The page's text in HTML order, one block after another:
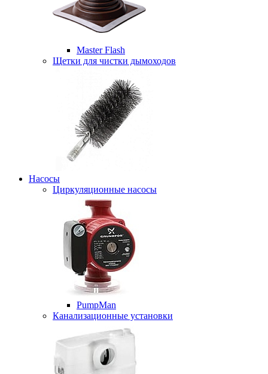
Master Flash
Щетки для чистки дымоходов
Насосы
Циркуляционные насосы
PumpMan
Канализационные установки